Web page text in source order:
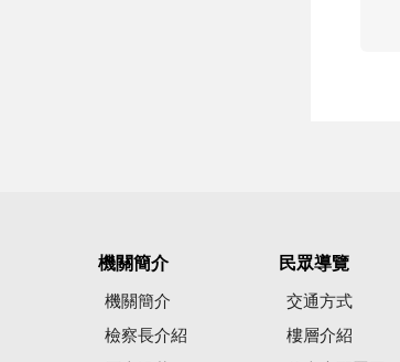
機關簡介
機關簡介
檢察長介紹
民眾導覽
交通方式
樓層介紹